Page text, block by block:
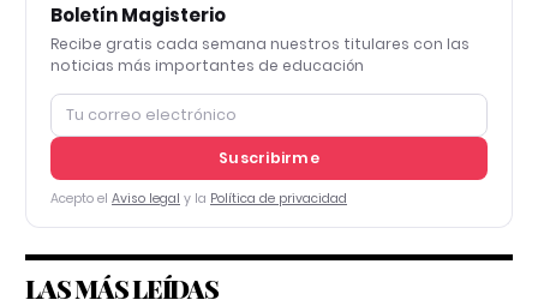
Boletín Magisterio
Recibe gratis cada semana nuestros titulares con las
noticias más importantes de educación
Suscribirme
Acepto el Aviso legal y la Política de privacidad
LAS MÁS LEÍDAS